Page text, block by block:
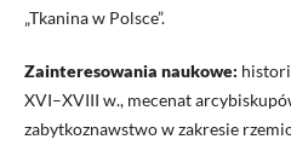
„Tkanina w Polsce”.
Zainteresowania naukowe:
XVI–XVIII w., mecenat
zabytkoznawstwo w zakresie